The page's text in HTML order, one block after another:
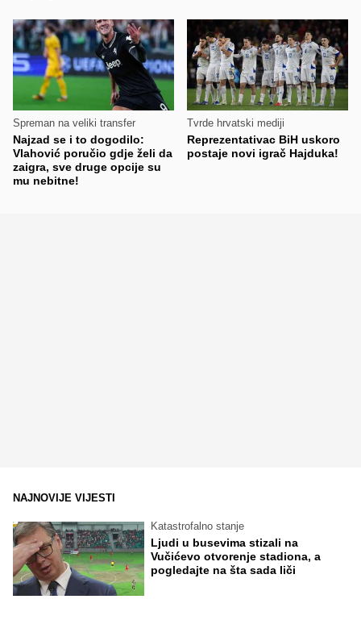
Spreman na veliki transfer
Najzad se i to dogodilo:
Vlahović poručio gdje želi da
zaigra, sve druge opcije su
mu nebitne!
Tvrde hrvatski mediji
Reprezentativac BiH uskoro
postaje novi igrač Hajduka!
NAJNOVIJE VIJESTI
Katastrofalno stanje
Ljudi u busevima stizali na
Vučićevo otvorenje stadiona, a
pogledajte na šta sada liči